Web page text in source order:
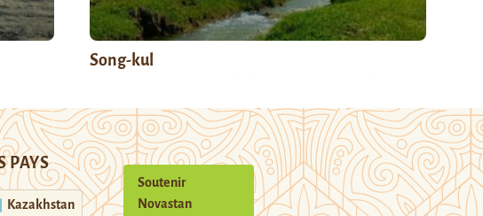
Song-kul
PAYS
Kazakhstan
Soutenir
Novastan